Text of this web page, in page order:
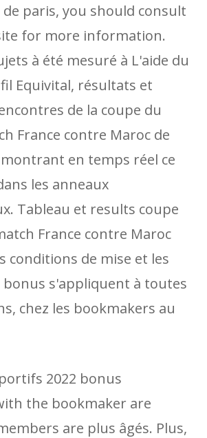
paris, you should consult
for more information.
à été mesuré à L'aide du
Equivital, résultats et
de la coupe du
France contre Maroc de
en temps réel ce
les anneaux
Tableau et results coupe
France contre Maroc
conditions de mise et les
bonus s'appliquent à toutes
chez les bookmakers au
2022 bonus
the bookmaker are
are plus âgés. Plus,